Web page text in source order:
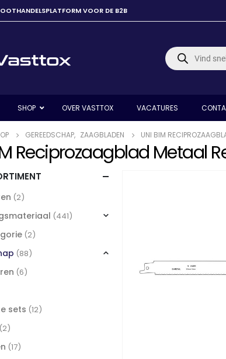
VOOR DE B2B
Producten
zoeken
SHOP OVER VASTTOX VACATURES
GEREEDSCHAP, ZAAGBLADEN UNI BIM
Reciprozaagblad Metaal
(2)
(441)
(2)
(88)
(6)
sets (12)
(2)
(17)